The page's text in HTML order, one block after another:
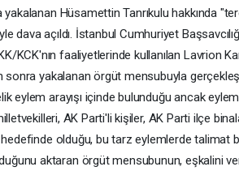
yakalanan Hüsamettin Tanrıkulu hakkında
dava açıldı. İstanbul Cumhuriyet
KCK'nın faaliyetlerinde kullanılan Lavrion
sonra yakalanan örgüt mensubuyla
eylem arayışı içinde bulunduğu ancak
AK Parti'li kişiler, AK Parti ilçe
olduğu, bu tarz eylemlerde talimat
aktaran örgüt mensubunun, eşkalini